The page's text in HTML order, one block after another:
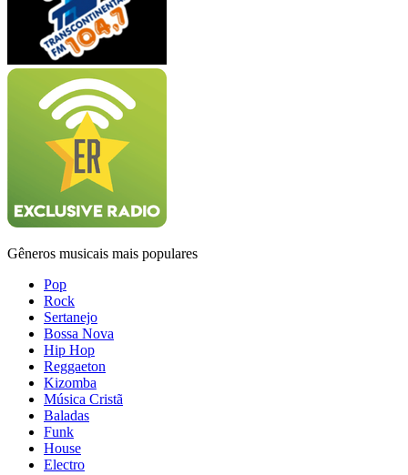
Gêneros musicais mais populares
Pop
Rock
Sertanejo
Bossa Nova
Hip Hop
Reggaeton
Kizomba
Música Cristã
Baladas
Funk
House
Electro